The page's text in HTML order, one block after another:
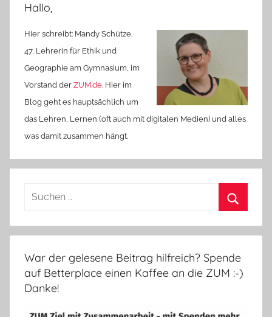
Hallo,
Hier schreibt: Mandy Schütze,
47, Lehrerin für Ethik und
Geographie am Gymnasium, im
Vorstand der ZUM.de. Hier im
Blog geht es hauptsächlich um
das Lehren, Lernen (oft auch mit digitalen Medien) und alles
was damit zusammen hängt.
Suchen
War der gelesene Beitrag hilfreich? Spende
auf Betterplace einen Kaffee an die ZUM :-)
Danke!